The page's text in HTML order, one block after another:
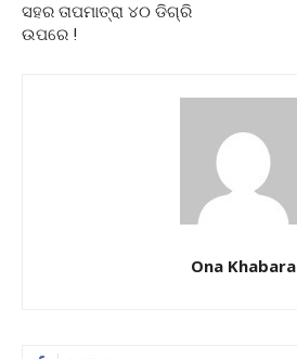
ସହର ତାପମାତ୍ରା ୪୦ ଡିଗ୍ରି
ଉପରେ !
Ona Khabara